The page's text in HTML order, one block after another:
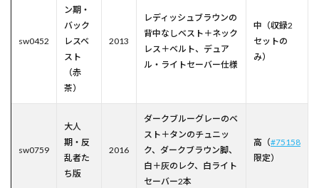
sw0452
ン期・
バック
レスベ
スト
（赤
茶）
2013
レディッシュブラウンの
背中なしベスト＋ネック
レス＋ベルト、デュア
ル・ライトセーバー仕様
中（収録2
セットの
み）
sw0759
大人
期・反
乱者た
ち版
2016
ダークブルーグレーのベ
スト＋タンのチュニッ
ク、ダークブラウン脚、
白＋灰のレク、白ライト
セーバー2本
高（#75158
限定）